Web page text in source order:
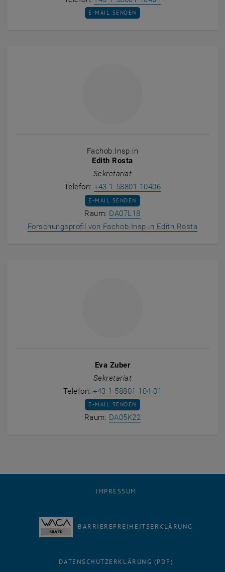
E-MAIL AN MARIETTA MESZLENYI SENDEN
E-MAIL SENDEN
Fachob.Insp.in
Edith Rosta
Sekretariat
Telefon:+43 1 58801 10406Edith Rosta
E-MAIL AN EDITH ROSTA SENDEN
E-MAIL SENDEN
Raum: DA07L18Raum DA07L18 auf
Forschungsprofil von Fachob.Insp.in Edith Rosta
Eva Zuber
Sekretariat
Telefon:+43 1 58801 104 01
E-MAIL AN EVA ZUBER SENDEN
E-MAIL SENDEN
Raum: DA05K22
IMPRESSUM
BARRIEREFREIHEITSERKLÄRUNG
DATENSCHUTZERKLÄRUNG (PDF)